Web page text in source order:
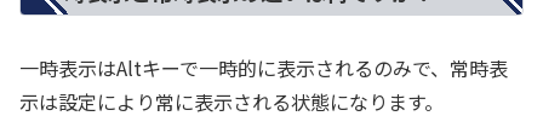
一時表示はAltキーで一時的に表示されるのみで、常時表
示は設定により常に表示される状態になります。